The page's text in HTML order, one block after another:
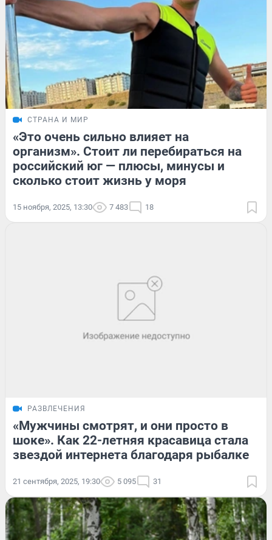
СТРАНА И МИР
«Это очень сильно влияет на
организм». Стоит ли перебираться на
российский юг — плюсы, минусы и
сколько стоит жизнь у моря
15 ноября, 2025, 13:30 7 483 18
РАЗВЛЕЧЕНИЯ
«Мужчины смотрят, и они просто в
шоке». Как 22-летняя красавица стала
звездой интернета благодаря рыбалке
21 сентября, 2025, 19:30 5 095 31